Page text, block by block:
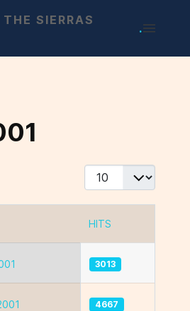
SIERRAS
.
Display #
HITS
3013
4667